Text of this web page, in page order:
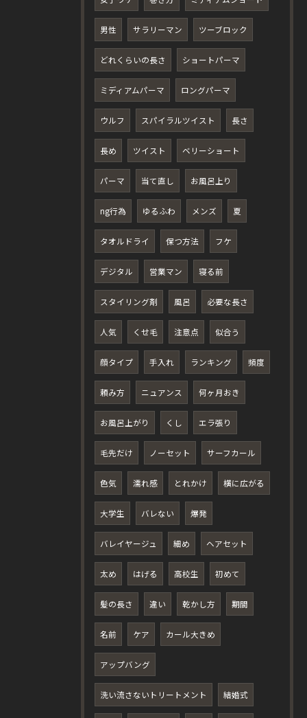
男性 サラリーマン ツーブロック
どれくらいの長さ ショートパーマ
ミディアムパーマ ロングパーマ
ウルフ スパイラルツイスト 長さ
長め ツイスト ベリーショート
パーマ 当て直し お風呂上り
ng行為 ゆるふわ メンズ 夏
タオルドライ 保つ方法 フケ
デジタル 営業マン 寝る前
スタイリング剤 風呂 必要な長さ
人気 くせ毛 注意点 似合う
顔タイプ 手入れ ランキング 頻度
頼み方 ニュアンス 何ヶ月おき
お風呂上がり くし エラ張り
毛先だけ ノーセット サーフカール
色気 濡れ感 とれかけ 横に広がる
大学生 バレない 爆発
バレイヤージュ 細め ヘアセット
太め はげる 高校生 初めて
髪の長さ 違い 乾かし方 期間
名前 ケア カール大きめ
アップバング
洗い流さないトリートメント 結婚式